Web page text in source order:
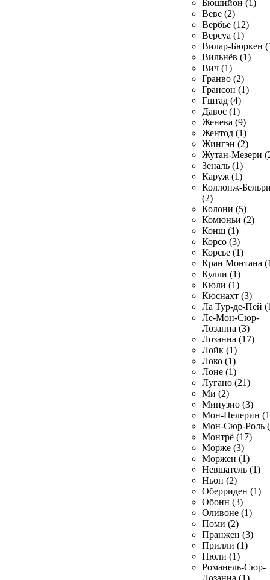
Бюшийон (1)
Веве (2)
Вербье (12)
Версуа (1)
Вилар-Бюркен
Вильнёв (1)
Вич (1)
Гранво (2)
Грансон (1)
Гштад (4)
Давос (1)
Женева (9)
Жентод (1)
Жингэн (2)
Жутан-Мезери
Зеналь (1)
Каруж (1)
Коллонж-
(2)
Колони (5)
Комюньи (2)
Конш (1)
Корсо (3)
Корсье (1)
Кран Монтана
Кулли (1)
Кюли (1)
Кюснахт (3)
Ла Тур-де-Пей
Ле-Мон-Сюр-
Лозанна (3)
Лозанна (17)
Лойк (1)
Локо (1)
Лоне (1)
Лугано (21)
Ми (2)
Минузио (3)
Мон-Пелерин
Мон-Сюр-Роль
Монтрё (17)
Морже (3)
Моржен (1)
Невшатель (1)
Ньон (2)
Оберриден (1)
Обонн (3)
Оливоне (1)
Поми (2)
Пранжен (3)
Прилли (1)
Пюли (1)
Романель-Сюр-
Лозанна (1)